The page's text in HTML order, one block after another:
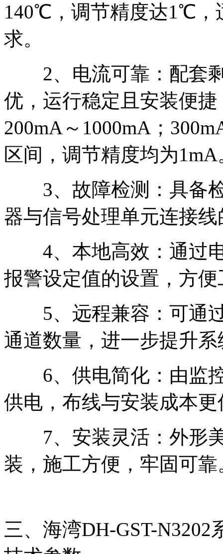
140℃，调节精度达1℃，
求。
2、电流可靠：配套剩
优，运行稳定且安装便
200mA～1000mA；
区间，调节精度均为1mA
3、故障检测：具备检
器与信号处理单元连接
4、本地高效：通过电
报警设定值的设置，方
5、远程兼容：可通过
通道数量，进一步提升
6、供电简化：由监控
供电，布线与安装成本更
7、安装灵活：外形美
装，施工方便，牢固可靠
三、海湾DH-GST-